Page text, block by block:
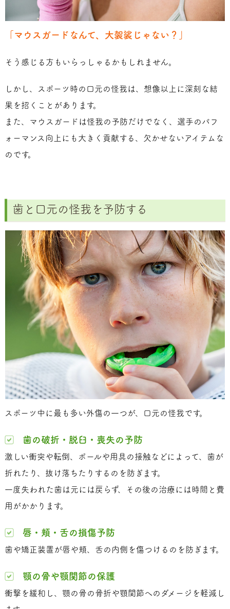
「マウスガードなんて、大袈裟じゃない？」
そう感じる方もいらっしゃるかもしれません。
しかし、スポーツ時の口元の怪我は、想像以上に深刻な結
果を招くことがあります。
また、マウスガードは怪我の予防だけでなく、選手のパフ
ォーマンス向上にも大きく貢献する、欠かせないアイテムな
のです。
歯と口元の怪我を予防する
スポーツ中に最も多い外傷の一つが、口元の怪我です。
歯の破折・脱臼・喪失の予防
激しい衝突や転倒、ボールや用具の接触などによって、歯が
折れたり、抜け落ちたりするのを防ぎます。
一度失われた歯は元には戻らず、その後の治療には時間と費
用がかかります。
唇・頬・舌の損傷予防
歯や矯正装置が唇や頬、舌の内側を傷つけるのを防ぎます。
顎の骨や顎関節の保護
衝撃を緩和し、顎の骨の骨折や顎関節へのダメージを軽減し